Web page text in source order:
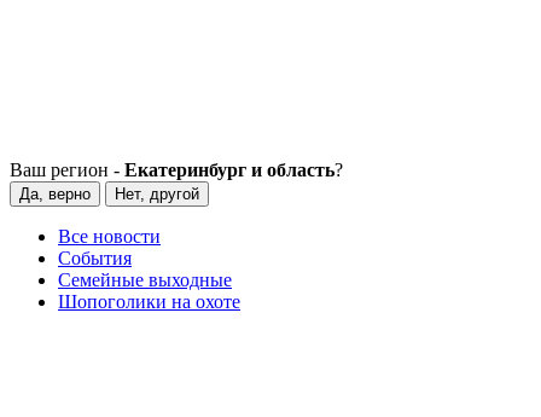
Ваш регион - Екатеринбург и область?
Да, верно Нет, другой
Все новости
События
Семейные выходные
Шопоголики на охоте